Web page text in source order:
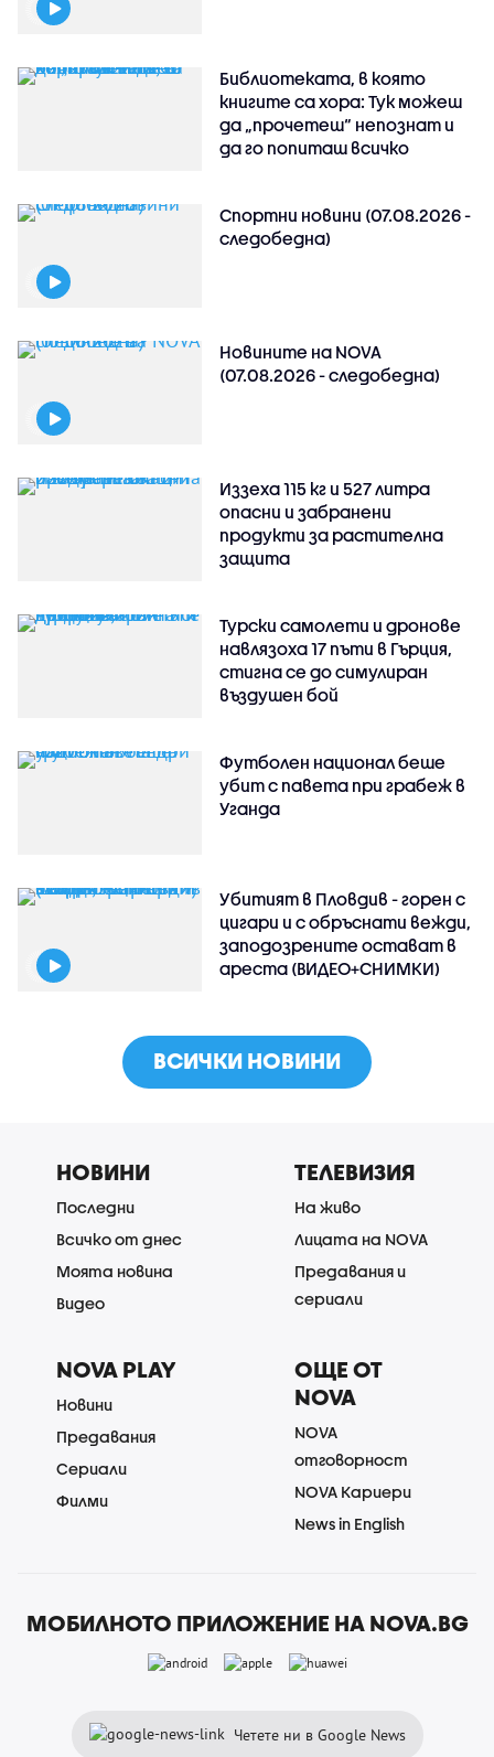
Библиотеката, в която
книгите са хора: Тук можеш
да „прочетеш“ непознат и
да го попиташ всичко
Спортни новини (07.08.2026 -
следобедна)
Новините на NOVA
(07.08.2026 - следобедна)
Иззеха 115 кг и 527 литра
опасни и забранени
продукти за растителна
защита
Турски самолети и дронове
навлязоха 17 пъти в Гърция,
стигна се до симулиран
въздушен бой
Футболен национал беше
убит с павета при грабеж в
Уганда
Убитият в Пловдив - горен с
цигари и с обръснати вежди,
заподозрените остават в
ареста (ВИДЕО+СНИМКИ)
ВСИЧКИ НОВИНИ
НОВИНИ
Последни
Всичко от днес
Моята новина
Видео
ТЕЛЕВИЗИЯ
На живо
Лицата на NOVA
Предавания и
сериали
NOVA PLAY
Новини
Предавания
Сериали
Филми
ОЩЕ ОТ
NOVA
NOVA
отговорност
NOVA Кариери
News in English
МОБИЛНОТО ПРИЛОЖЕНИЕ НА NOVA.BG
Четете ни в Google News